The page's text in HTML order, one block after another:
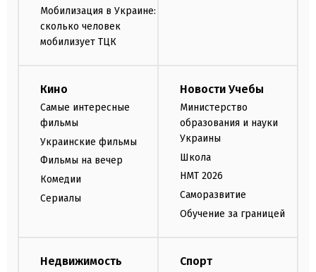
Мобилизация в Украине:
сколько человек
мобилизует ТЦК
Кино
Самые интересные
фильмы
Украинские фильмы
Фильмы на вечер
Комедии
Сериалы
Новости Учебы
Министерство
образования и науки
Украины
Школа
НМТ 2026
Саморазвитие
Обучение за границей
Недвижимость Спорт